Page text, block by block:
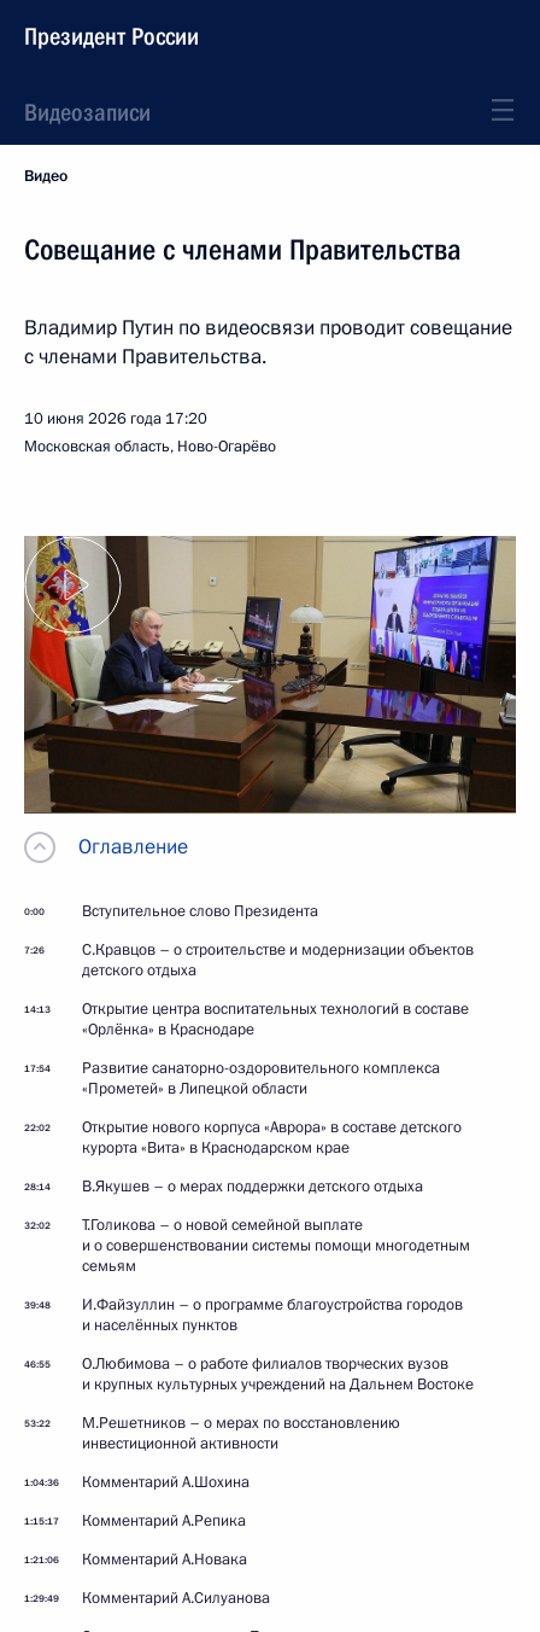
Президент России
Видеозаписи
Видео
Совещание с членами Правительства
Владимир Путин по видеосвязи проводит совещание
с членами Правительства.
10 июня 2026 года 17:20
Московская область, Ново-Огарёво
Оглавление
0:00 Вступительное слово Президента
7:26
С.Кравцов – о строительстве и модернизации объектов
детского отдыха
14:13
Открытие центра воспитательных технологий в составе
«Орлёнка» в Краснодаре
17:54
Развитие санаторно-оздоровительного комплекса
«Прометей» в Липецкой области
22:02
Открытие нового корпуса «Аврора» в составе детского
курорта «Вита» в Краснодарском крае
28:14 В.Якушев – о мерах поддержки детского отдыха
32:02
Т.Голикова – о новой семейной выплате
и о совершенствовании системы помощи многодетным
семьям
39:48
И.Файзуллин – о программе благоустройства городов
и населённых пунктов
46:55
О.Любимова – о работе филиалов творческих вузов
и крупных культурных учреждений на Дальнем Востоке
53:22
М.Решетников – о мерах по восстановлению
инвестиционной активности
1:04:36 Комментарий А.Шохина
1:15:17 Комментарий А.Репика
1:21:06 Комментарий А.Новака
1:29:49 Комментарий А.Силуанова